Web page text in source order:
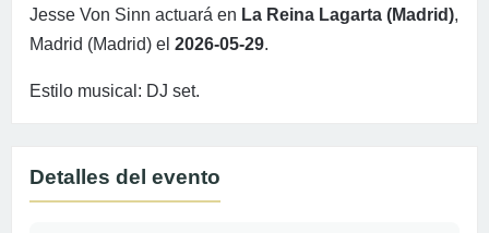
Jesse Von Sinn actuará en La Reina Lagarta (Madrid),
Madrid (Madrid) el 2026-05-29.
Estilo musical: DJ set.
Detalles del evento